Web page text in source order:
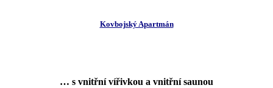
Kovbojský Apartmán
… s vnitřní vířivkou a vnitřnísaunou